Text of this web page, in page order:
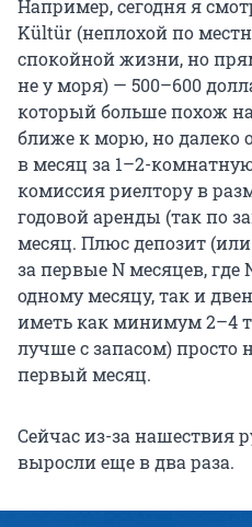
Например, сегодня я
Kültür (неплохой по
спокойной жизни, но
не у моря) — 500–600
который больше похож
ближе к морю, но далеко
в месяц за 1–2-
комиссия риелтору в
годовой аренды (так по
месяц. Плюс депозит
за первые N месяцев,
одному месяцу, так и
иметь как минимум 2–4
лучше с запасом) просто
первый месяц.
Сейчас из-за нашествия
выросли еще в два раза.